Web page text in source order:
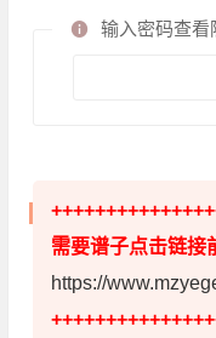
输入密码查看
需要谱子点击链接
https://